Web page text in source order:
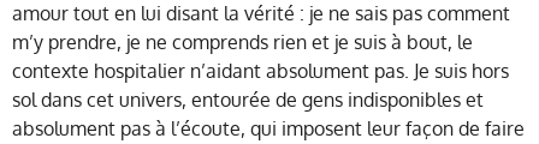
amour tout en lui disant la vérité : je ne sais pas comment
m’y prendre, je ne comprends rien et je suis à bout, le
contexte hospitalier n’aidant absolument pas. Je suis hors
sol dans cet univers, entourée de gens indisponibles et
absolument pas à l’écoute, qui imposent leur façon de faire